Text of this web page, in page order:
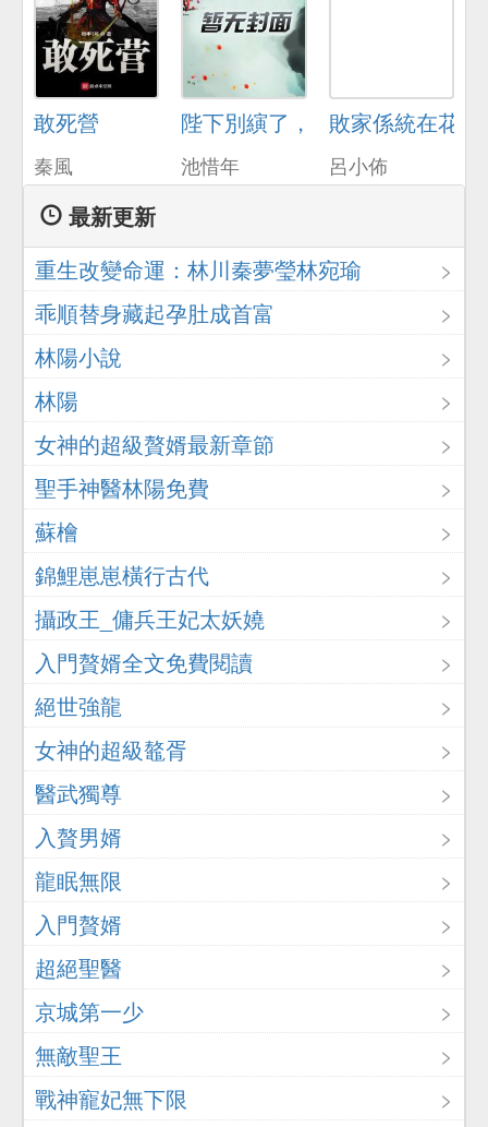
敢死營
秦風
陛下別縯了，皇後知道你是裝的
池惜年
敗家係統在花都
呂小佈
最新更新
重生改變命運：林川秦夢瑩林宛瑜
乖順替身藏起孕肚成首富
林陽小說
林陽
女神的超級贅婿最新章節
聖手神醫林陽免費
蘇檜
錦鯉崽崽橫行古代
攝政王_傭兵王妃太妖嬈
入門贅婿全文免費閱讀
絕世強龍
女神的超級鼇胥
醫武獨尊
入贅男婿
龍眠無限
入門贅婿
超絕聖醫
京城第一少
無敵聖王
戰神寵妃無下限